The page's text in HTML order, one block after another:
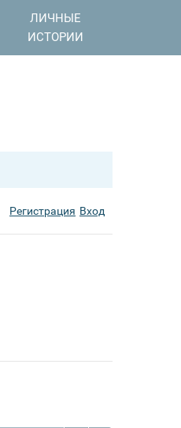
ЛИЧНЫЕ
ИСТОРИИ
Регистрация Вход